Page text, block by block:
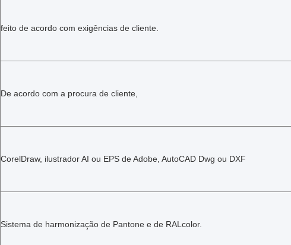
feito de acordo com exigências de cliente.
De acordo com a procura de cliente,
CorelDraw, ilustrador AI ou EPS de Adobe, AutoCAD Dwg ou DXF
Sistema de harmonização de Pantone e de RALcolor.